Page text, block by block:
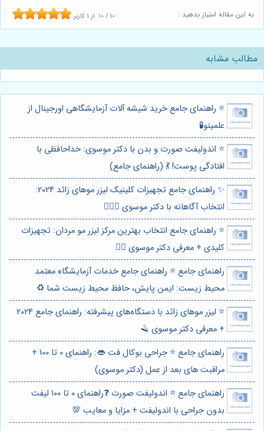
به این مقاله امتیاز بدهید : 10 / 10 از 1 کاربر
مطالب مشابه
⭐️ راهنمای جامع خرید شیشه آلات آزمایشگاهی اورجینال از
علمینو🧪
⭐️ اندولیفت صورت و بدن با دکتر موسوی: خداحافظی با
افتادگی پوست! 💃 (راهنمای جامع)
✨ راهنمای جامع تجهیزات کلینیک لیزر موهای زائد 2024:
انتخاب آگاهانه با دکتر موسوی 👩🏻‍⚕️
⭐️ راهنمای جامع انتخاب بهترین مرکز لیزر مو مردان: تجهیزات
کلیدی + معرفی دکتر موسوی 👨‍⚕️
راهنمای جامع ⭐️ راهنمای جامع خدمات آزمایشگاه معتمد
محیط زیست: ایمن پایش، حافظ محیط زیست شما ♻️
⭐️ لیزر موهای زائد با دستگاه‌های پیشرفته: راهنمای جامع 2024
+ معرفی دکتر موسوی 🪒
راهنمای جامع ⭐️ جراحی بوکال فت 👄: راهنمای 0 تا 100 +
مراقبت های بعد از عمل (دکتر موسوی)
راهنمای جامع ⭐️ اندولیفت صورت ❓راهنمای ۰ تا ۱۰۰ لیفت
بدون جراحی با اندولیفت + مزایا و معایب 💯